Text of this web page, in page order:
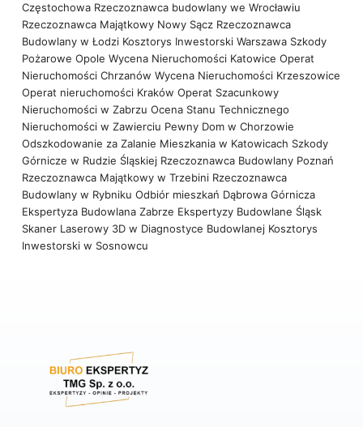
Częstochowa Rzeczoznawca budowlany we Wrocławiu
Rzeczoznawca Majątkowy Nowy Sącz Rzeczoznawca
Budowlany w Łodzi Kosztorys Inwestorski Warszawa Szkody
Pożarowe Opole Wycena Nieruchomości Katowice Operat
Nieruchomości Chrzanów Wycena Nieruchomości Krzeszowice
Operat nieruchomości Kraków Operat Szacunkowy
Nieruchomości w Zabrzu Ocena Stanu Technicznego
Nieruchomości w Zawierciu Pewny Dom w Chorzowie
Odszkodowanie za Zalanie Mieszkania w Katowicach Szkody
Górnicze w Rudzie Śląskiej Rzeczoznawca Budowlany Poznań
Rzeczoznawca Majątkowy w Trzebini Rzeczoznawca
Budowlany w Rybniku Odbiór mieszkań Dąbrowa Górnicza
Ekspertyza Budowlana Zabrze Ekspertyzy Budowlane Śląsk
Skaner Laserowy 3D w Diagnostyce Budowlanej Kosztorys
Inwestorski w Sosnowcu